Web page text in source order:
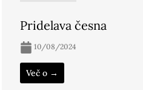
Pridelava česna
10/08/2024
Več o →